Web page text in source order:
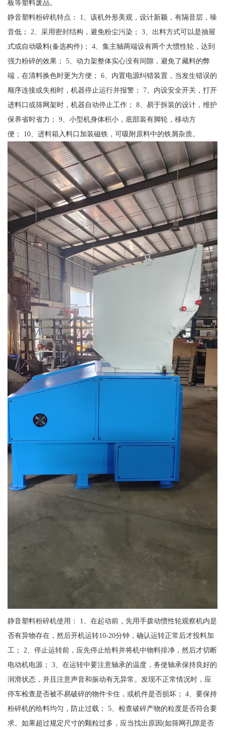
板等塑料废品。
静音塑料粉碎机特点： 1、该机外形美观，设计新颖，有隔音层，噪
音低； 2、采用密封结构，避免粉尘污染； 3、出料方式可以是抽屉
式或自动吸料(备选构件)； 4、集主轴两端设有两个大惯性轮，达到
强力粉碎的效果； 5、动力架整体实心没有间隙，避免了藏料的弊
端，在清料换色时更为方便； 6、内置电源纠错装置，当发生错误的
顺序连接或失相时，机器停止运行并报警； 7、内设安全开关，打开
进料口或筛网架时，机器自动停止工作； 8、易于拆装的设计，维护
保养省时省力； 9、小型机身体积小，底部装有脚轮，移动方
便； 10、进料箱入料口加装磁铁，可吸附原料中的铁屑杂质。
静音塑料粉碎机使用： 1、在起动前，先用手拨动惯性轮观察机内是
否有异物存在，然后开机运转10-20分钟，确认运转正常后才投料加
工； 2、停止运转前，应先停止给料并将机中物料排净，然后才切断
电动机电源； 3、在运转中要注意轴承的温度，务使轴承保持良好的
润滑状态，并且注意声音和振动有无异常。发现不正常情况时，应
停车检查是否被不易破碎的物件卡住，或机件是否损坏； 4、要保持
粉碎机的给料均匀，防止过载； 5、检查破碎产物的粒度是否符合要
求。如果超过规定尺寸的颗粒过多，应当找出原因(如筛网孔隙是否